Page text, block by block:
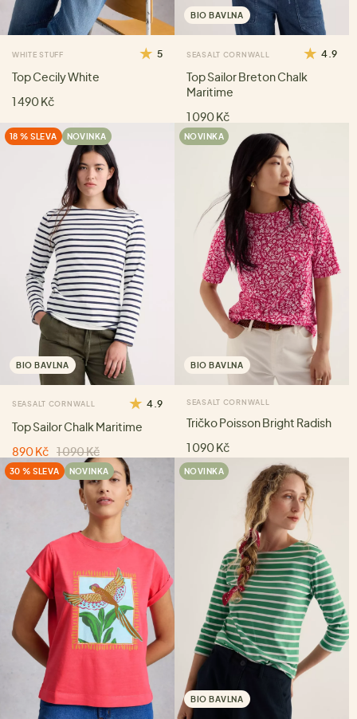
WHITE STUFF 5
Top Cecily White
1 490 Kč
BIO BAVLNA
SEASALT CORNWALL 4.9
Top Sailor Breton Chalk
Maritime
1 090 Kč
18 % SLEVA NOVINKA
BIO BAVLNA
SEASALT CORNWALL 4.9
Top Sailor Chalk Maritime
890 Kč 1 090 Kč
NOVINKA
BIO BAVLNA
SEASALT CORNWALL
Tričko Poisson Bright Radish
1 090 Kč
30 % SLEVA NOVINKA NOVINKA
BIO BAVLNA